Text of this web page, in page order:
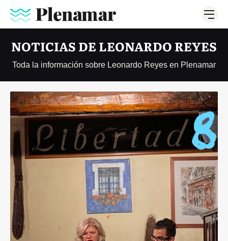
NOTICIAS DE LEONARDO REYES
Toda la información sobre Leonardo Reyes en Plenamar